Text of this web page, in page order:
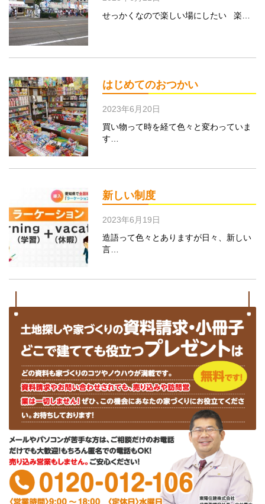
せっかくなので楽しい場にしたい 楽…
はじめてのおつかい
2023年6月20日
買い物って時を経て色々と変わっていま
す…
新しい制度
2023年6月19日
造語って色々とありますが日々、新しい
言…